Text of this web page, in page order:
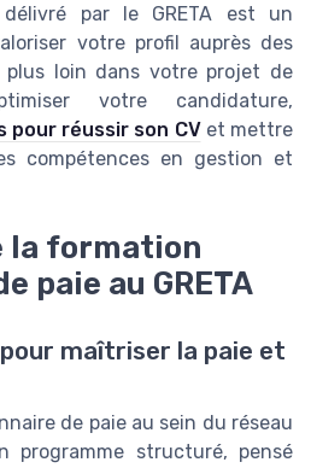
par le GRETA est un
votre profil auprès des
plus loin dans votre projet de
votre candidature,
pour réussir son CVet mettre
compétences en gestion et
la formation
paie au GRETA
maîtriser la paie et
de paie au sein du réseau
programme structuré, pensé